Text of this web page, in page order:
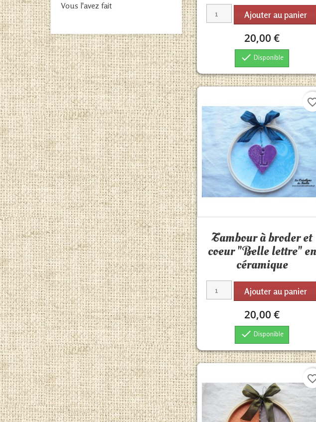
Vous l'avez fait
Ajouter au panier
20,00 €
 Disponible
Tambour à broder et
coeur "Belle lettre" en
céramique
Ajouter au panier
20,00 €
 Disponible